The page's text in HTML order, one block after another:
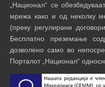
„Национал“ се
мрежа како и од неколку
(преку регулирани
Бесплатно преземање
дозволено само во
Порталот „Национал“